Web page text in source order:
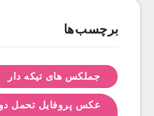
برچسب‌ها
جملکس های تیکه دار
عکس پروفایل تحمل